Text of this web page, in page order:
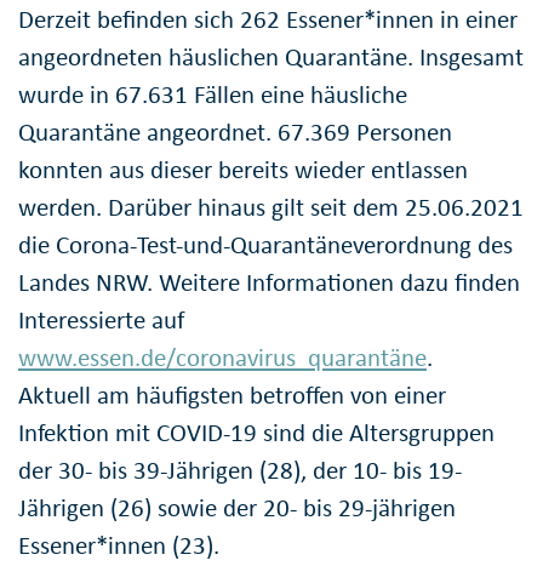
Derzeit befinden sich 262 Essener*innen in einer
angeordneten häuslichen Quarantäne. Insgesamt
wurde in 67.631 Fällen eine häusliche
Quarantäne angeordnet. 67.369 Personen
konnten aus dieser bereits wieder entlassen
werden. Darüber hinaus gilt seit dem 25.06.2021
die Corona-Test-und-Quarantäneverordnung des
Landes NRW. Weitere Informationen dazu finden
Interessierte auf
www.essen.de/coronavirus_quarantäne.
Aktuell am häufigsten betroffen von einer
Infektion mit COVID-19 sind die Altersgruppen
der 30- bis 39-Jährigen (28), der 10- bis 19-
Jährigen (26) sowie der 20- bis 29-jährigen
Essener*innen (23).